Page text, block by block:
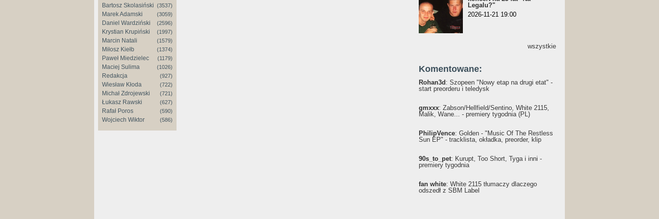
Bartosz Skolasiński (3537)
Marek Adamski (3059)
Daniel Wardziński (2596)
Krystian Krupiński (1997)
Marcin Natali (1579)
Miłosz Kiełb (1374)
Paweł Miedzielec (1179)
Maciej Sulima (1026)
Redakcja (927)
Wiesław Kłoda (722)
Michał Zdrojewski (721)
Łukasz Rawski (627)
Rafał Poros (590)
Wojciech Wiktor (586)
Legalu?"
2026-11-21 19:00
wszystkie
Komentowane:
Rohan3d : Szopeen "Nowy etap na drugi etat" -
start preorderu i teledysk
gmxxx: Żabson/Hellfield/Sentino, White 2115,
Malik, Wane... - premiery tygodnia (PL)
PhilipVence: Golden - "Music Of The Restless
Sun EP" - tracklista, okładka, preorder, klip
90s_to_pet: Kurupt, Too Short, Tyga i inni -
premiery tygodnia
fan white: White 2115 tłumaczy dlaczego
odszedł z SBM Label